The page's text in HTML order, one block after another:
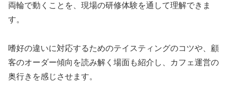
両輪で動くことを、現場の研修体験を通して理解できま
す。
嗜好の違いに対応するためのテイスティングのコツや、顧
客のオーダー傾向を読み解く場面も紹介し、カフェ運営の
奥行きを感じさせます。